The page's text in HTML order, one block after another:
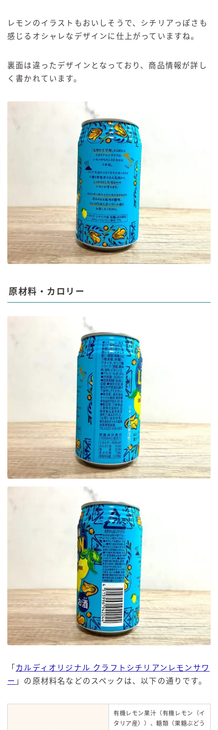
レモンのイラストもおいしそうで、シチリアっぽさも
感じるオシャレなデザインに仕上がっていますね。
裏面は違ったデザインとなっており、商品情報が詳し
く書かれています。
原材料・カロリー
「 カルディオリジナル クラフトシチリアンレモンサワ
ー 」の原材料名などのスペックは、以下の通りです。
有機レモン果汁（有機レモン（イ
タリア産））、糖類（果糖ぶどう